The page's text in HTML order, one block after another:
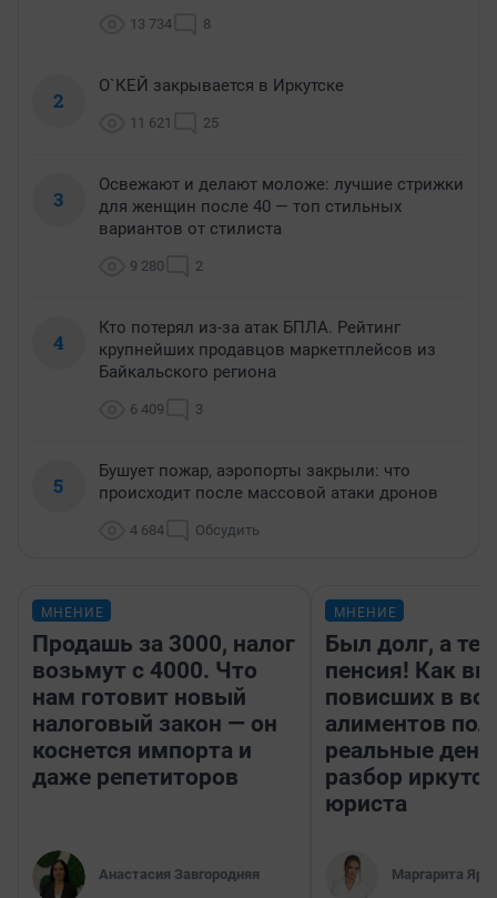
13 734 8
2
О`КЕЙ закрывается в Иркутске
11 621 25
3
Освежают и делают моложе: лучшие стрижки
для женщин после 40 — топ стильных
вариантов от стилиста
9 280 2
4
Кто потерял из-за атак БПЛА. Рейтинг
крупнейших продавцов маркетплейсов из
Байкальского региона
6 409 3
5
Бушует пожар, аэропорты закрыли: что
происходит после массовой атаки дронов
4 684 Обсудить
МНЕНИЕ
Продашь за 3000, налог
возьмут с 4000. Что
нам готовит новый
налоговый закон — он
коснется импорта и
даже репетиторов
Анастасия Завгородняя
МНЕНИЕ
Был долг, а
пенсия! Как
повисших в
алиментов
реальные
разбор
юриста
Маргарита